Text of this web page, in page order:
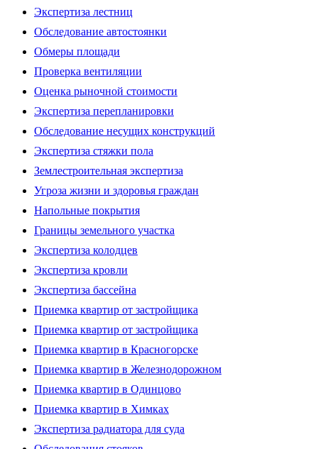
Экспертиза лестниц
Обследование автостоянки
Обмеры площади
Проверка вентиляции
Оценка рыночной стоимости
Экспертиза перепланировки
Обследование несущих конструкций
Экспертиза стяжки пола
Землестроительная экспертиза
Угроза жизни и здоровья граждан
Напольные покрытия
Границы земельного участка
Экспертиза колодцев
Экспертиза кровли
Экспертиза бассейна
Приемка квартир от застройщика
Приемка квартир от застройщика
Приемка квартир в Красногорске
Приемка квартир в Железнодорожном
Приемка квартир в Одинцово
Приемка квартир в Химках
Экспертиза радиатора для суда